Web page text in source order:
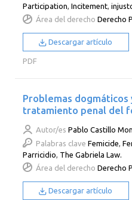
Participation,Incitement,
Área del derecho Derecho
Descargar artículo
PDF
Problemas
tratamiento penal del
Autor/es Pablo Castillo
Palabras clave Femicide ,
Parricidio The Gabriela Law.
Área del derecho Derecho
Descargar artículo